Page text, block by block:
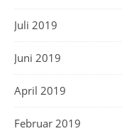
Juli 2019
Juni 2019
April 2019
Februar 2019